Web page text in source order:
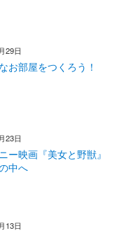
29日
お部屋をつくろう！
23日
ー映画『美女と野獣』
中へ
13日